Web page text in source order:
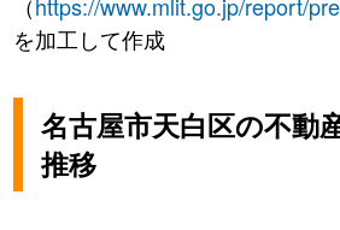
を加工して作成
名古屋市天白区の不動
推移